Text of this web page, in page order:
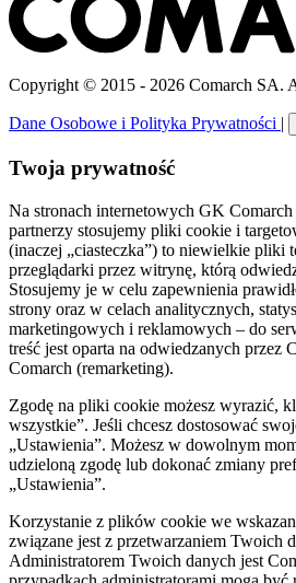
Copyright © 2015 - 2026 Comarch SA.
Dane Osobowe i Polityka Prywatności |
Twoja prywatność
Na stronach internetowych GK
partnerzy stosujemy pliki cookie i
(inaczej „ciasteczka”) to niewielkie pliki
przeglądarki przez witrynę, którą
Stosujemy je w celu zapewnienia
strony oraz w celach analitycznych,
marketingowych i reklamowych – do
treść jest oparta na odwiedzanych przez
Comarch (remarketing).
Zgodę na pliki cookie możesz wyrazić,
wszystkie”. Jeśli chcesz dostosować
„Ustawienia”. Możesz w dowolnym
udzieloną zgodę lub dokonać zmiany
„Ustawienia”.
Korzystanie z plików cookie we
związane jest z przetwarzaniem Twoich
Administratorem Twoich danych jest